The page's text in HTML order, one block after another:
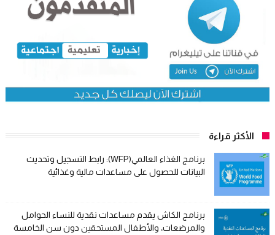
الأكثر قراءة
برنامج الغذاء العالمي(WFP): رابط التسجيل وتحديث
البيانات للحصول على مساعدات مالية وغذائية
برنامج الكاش يقدم مساعدات نقدية للنساء الحوامل
والمرضعات، والأطفال المستحقين دون سن الخامسة